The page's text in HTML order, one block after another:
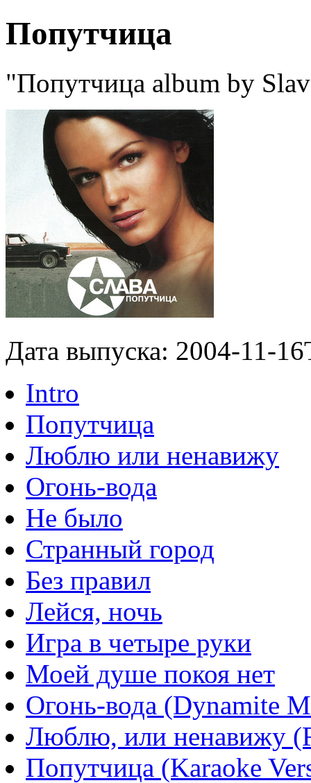
Попутчица
"Попутчица album by
Дата выпуска: 2004-11-
Intro
Попутчица
Люблю или ненавижу
Огонь-вода
Не было
Странный город
Без правил
Лейся, ночь
Игра в четыре руки
Моей душе покоя нет
Огонь-вода (Dynamite
Люблю, или ненавижу
Попутчица (Karaoke